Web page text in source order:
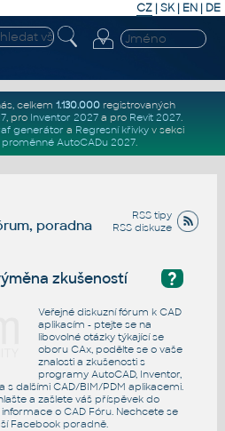
CZ | SK| EN | DE
celkem 1.130.000registrovaných
, pro Inventor 2027a pro Revit 2027.
generátor a Regresní křivkyv sekci
proměnné AutoCADu 2027.
RSS tipy
RSS diskuze
poradna
?
zkušeností
Veřejné diskuzní fórum k CAD
aplikacím - ptejte se na
libovolné otázky týkající se
oboru CAx, podělte se o vaše
znalosti a zkušenosti s
programy AutoCAD, Inventor,
s dalšími CAD/BIM/PDM aplikacemi.
a zašlete váš příspěvek do
informace o CAD Fóru. Nechcete se
Facebook poradně.